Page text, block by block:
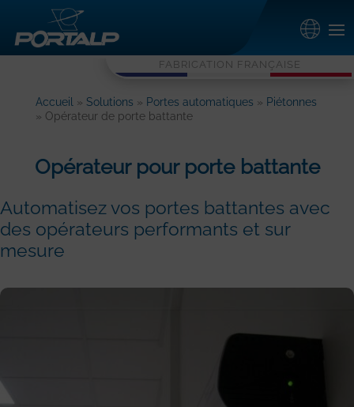
FABRICATION FRANÇAISE
Accueil » Solutions » Portes automatiques » Piétonnes
» Opérateur de porte battante
Opérateur pour porte battante
Automatisez vos portes battantes avec
des opérateurs performants et sur
mesure